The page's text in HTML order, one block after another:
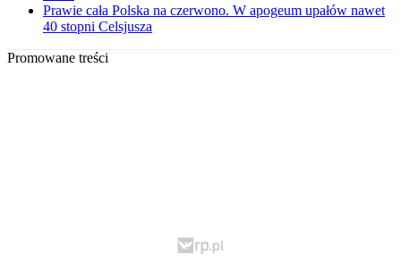
Prawie cała Polska na czerwono. W apogeum upałów nawet
40 stopni Celsjusza
Promowane treści